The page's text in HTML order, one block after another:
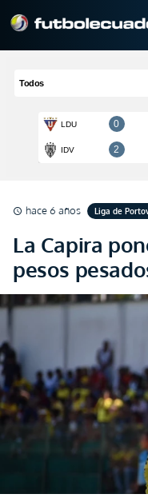
schedule hace 6 años Liga de
La Capira
pesos